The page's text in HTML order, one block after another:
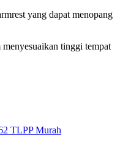
yang dapat menopang
tinggi tempat